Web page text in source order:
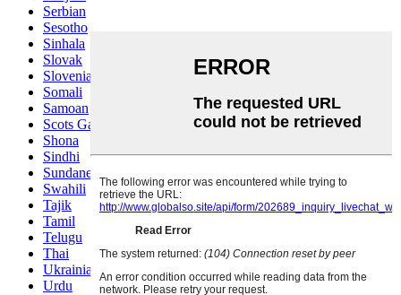
Serbian
Sesotho
Sinhala
Slovak
Slovenian
Somali
Samoan
Scots Gaelic
Shona
Sindhi
Sundanese
Swahili
Tajik
Tamil
Telugu
Thai
Ukrainian
Urdu